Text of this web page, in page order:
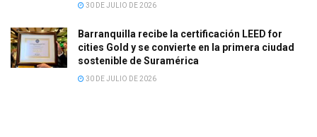
30 DE JULIO DE 2026
Barranquilla recibe la certificación LEED for
cities Gold y se convierte en la primera ciudad
sostenible de Suramérica
30 DE JULIO DE 2026